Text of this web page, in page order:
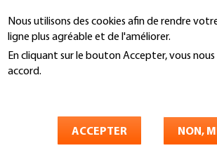
Nous utilisons des cookies afin de rendre
ligne plus agréable et de l'améliorer.
En cliquant sur le bouton Accepter, vous
accord.
ACCEPTER NON,
au
contenu
principal
You